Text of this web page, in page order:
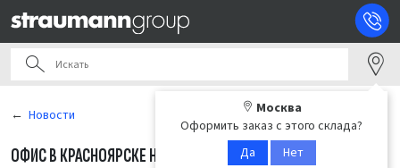
Москва
Оформить заказ с этого склада?
Да
Нет
Новости
ОФИС В КРАСНОЯРСКЕ НЕ БУДЕТ РАБОТАТЬ ДО 12.09.2025